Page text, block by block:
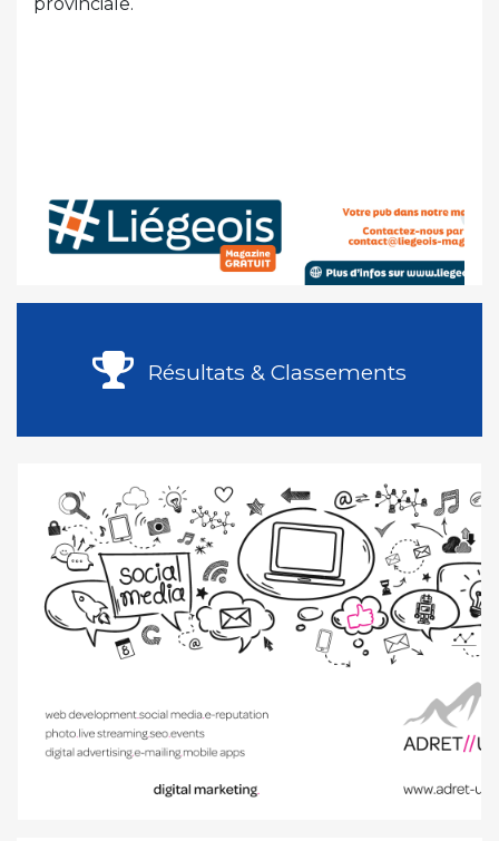
Résultats & Classements